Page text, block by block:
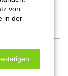
von
in der